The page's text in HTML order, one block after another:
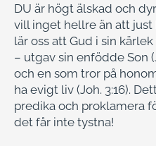
DU är högt älskad och
vill inget hellre än att just
lär oss att Gud i sin
– utgav sin enfödde Son
och en som tror på
ha evigt liv (Joh. 3:16).
predika och proklamera
det får inte tystna!